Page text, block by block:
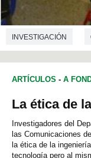
INVESTIGACIÓN
ARTÍCULOS - A
La ética de
Investigadores del
las Comunicaciones
la ética de la
tecnología pero al